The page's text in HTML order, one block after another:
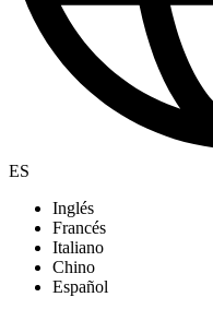
ES
Inglés
Francés
Italiano
Chino
Español